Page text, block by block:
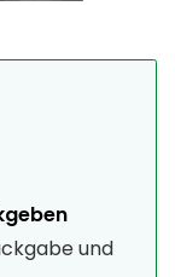
und